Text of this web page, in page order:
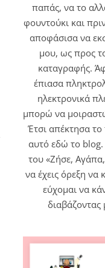
παπάς, να το
φουντούκι και
αποφάσισα να
μου, ως προς
καταγραφής.
έπιασα
ηλεκτρονικά
μπορώ να
Έτσι απέκτησα το
αυτό εδώ το blog.
του «Ζήσε,
να έχεις όρεξη να
εύχομαι να